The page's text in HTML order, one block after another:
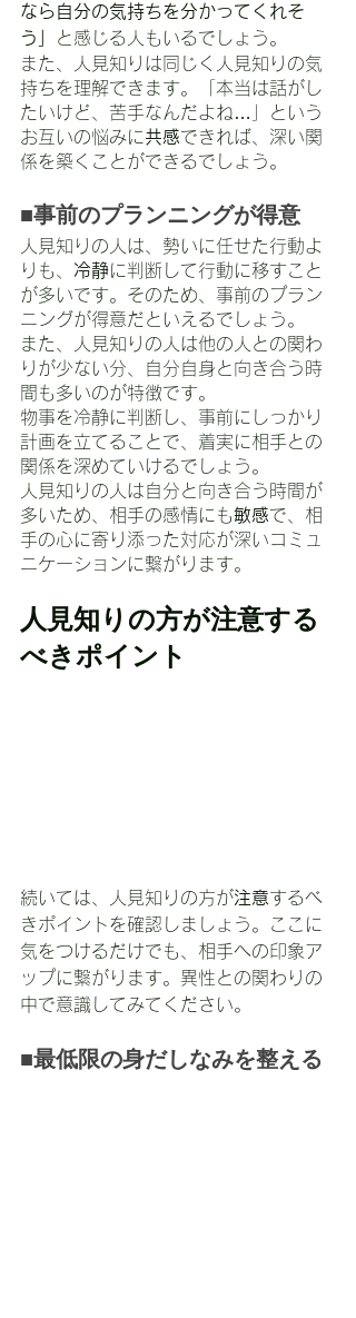
なら自分の気持ちを分かってくれそ
う」
と感じる人もいるでしょう。
また、人見知りは同じく人見知りの気
持ちを理解できます。「本当は話がし
たいけど、苦手なんだよね…」という
お互いの悩みに共感できれば、深い関
係を築くことができるでしょう。
■事前のプランニングが得意
人見知りの人は、勢いに任せた行動よ
りも、 冷静に判断して行動に移すこと
が多いです。そのため、事前のプラン
ニングが得意だといえるでしょう。
また、人見知りの人は他の人との関わ
りが少ない分、自分自身と向き合う時
間も多いのが特徴です。
物事を冷静に判断し、事前にしっかり
計画を立てることで、着実に相手との
関係を深めていけるでしょう。
人見知りの人は自分と向き合う時間が
多いため、相手の感情にも敏感で、相
手の心に寄り添った対応が深いコミュ
ニケーションに繋がります。
人見知りの方が注意する
べきポイント
続いては、人見知りの方が注意するべ
きポイントを確認しましょう。ここに
気をつけるだけでも、相手への印象ア
ップに繋がります。異性との関わりの
中で意識してみてください。
■最低限の身だしなみを整える